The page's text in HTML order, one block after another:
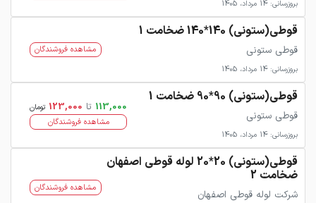
بروزرسانی: 14 مرداد، 1405
قوطی(ستونی) 140*140 ضخامت 1
قوطی ستونی
بروزرسانی: 14 مرداد، 1405
مشاهده فروشندگان
قوطی(ستونی) 90*90 ضخامت 1
قوطی ستونی
بروزرسانی: 14 مرداد، 1405
113,000 تا 123,000 تومان
مشاهده فروشندگان
قوطی(ستونی) 20*20 لوله قوطی اصفهان
ضخامت 2
شرکت لوله قوطی اصفهان مشاهده فروشندگان